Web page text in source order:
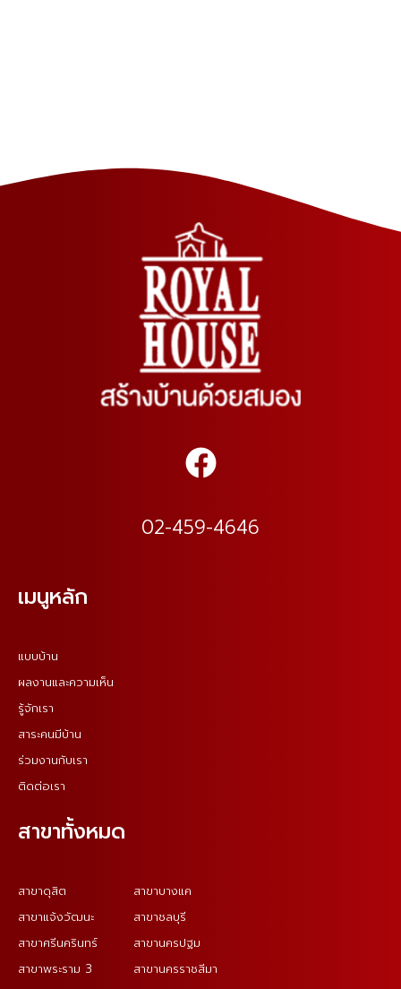
02-459-4646
เมนูหลัก
แบบบ้าน
ผลงานและความเห็น
รู้จักเรา
สาระคนมีบ้าน
ร่วมงานกับเรา
ติดต่อเรา
สาขาทั้งหมด
สาขาดุสิต
สาขาแจ้งวัฒนะ
สาขาศรีนครินทร์
สาขาพระราม 3
สาขาบางแค
สาขาชลบุรี
สาขานครปฐม
สาขานครราชสีมา